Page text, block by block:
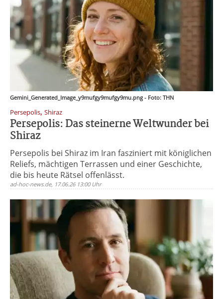
Gemini_Generated_Image_y9mufgy9mufgy9mu.png - Foto: THN
Persepolis, Shiraz
Persepolis: Das steinerne Weltwunder bei
Shiraz
Persepolis bei Shiraz im Iran fasziniert mit königlichen
Reliefs, mächtigen Terrassen und einer Geschichte,
die bis heute Rätsel offenlässt.
ad-hoc-news.de, 17.06.26 13:00 Uhr